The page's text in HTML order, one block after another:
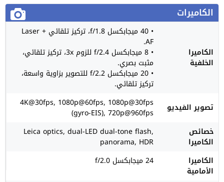
الكاميرات
الكاميرا
الخلفية
• 40 ميجابكسل f/1.8، تركيز تلقائي + Laser
AF.
• 8 ميجابكسل f/2.4 للزوم 3x، تركيز تلقائي،
مثبت بصري.
• 20 ميجابكسل f/2.2 للتصوير بزاوية واسعة،
تركيز تلقائي.
تصوير الفيديو
4K@30fps, 1080p@60fps, 1080p@30fps
(gyro-EIS), 720p@960fps
خصائص
الكاميرا
Leica optics, dual-LED dual-tone flash,
panorama, HDR
الكاميرا
الأمامية
24 ميجابكسل f/2.0